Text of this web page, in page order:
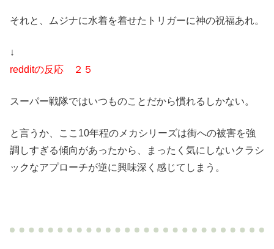
それと、ムジナに水着を着せたトリガーに神の祝福あれ。
↓
redditの反応 ２５
スーパー戦隊ではいつものことだから慣れるしかない。
と言うか、ここ10年程のメカシリーズは街への被害を強
調しすぎる傾向があったから、まったく気にしないクラシ
ックなアプローチが逆に興味深く感じてしまう。